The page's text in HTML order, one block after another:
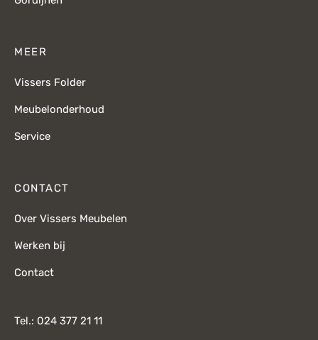
MEER
Vissers Folder
Meubelonderhoud
Service
CONTACT
Over Vissers Meubelen
Werken bij
Contact
Tel.: 024 377 21 11